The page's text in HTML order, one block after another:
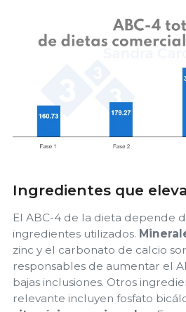
Ingredientes que
El ABC-4 de la dieta depende
ingredientes utilizados.
zinc y el carbonato de calcio
responsables de aumentar el
bajas inclusiones. Otros
relevante incluyen fosfato